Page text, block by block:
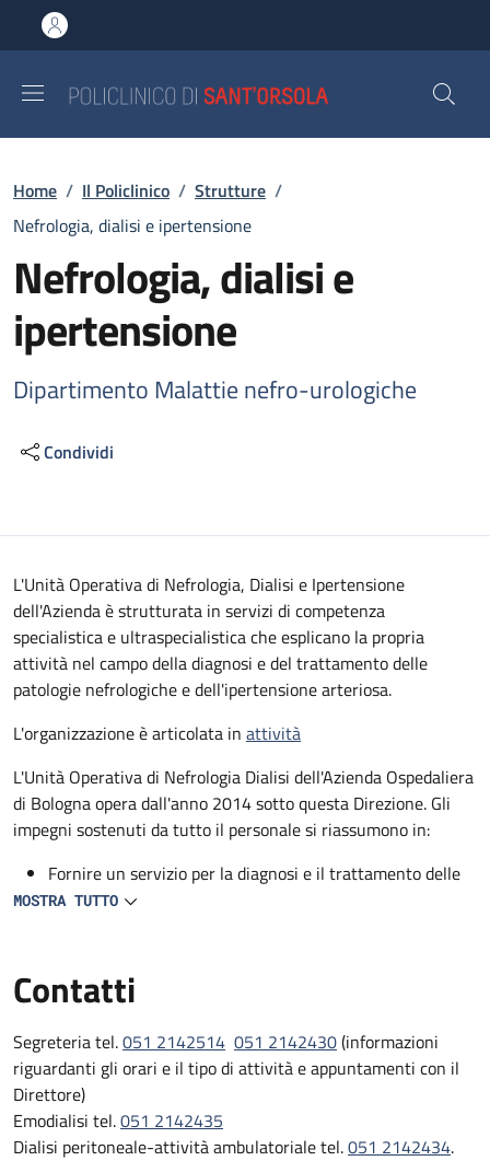
al contenuto principale
to footer content
Briciole di pane
Home / Il Policlinico / Strutture /
Nefrologia, dialisi e ipertensione
Nefrologia, dialisi e
ipertensione
Dipartimento Malattie nefro-urologiche
Condividi
Descrizione
L'Unità Operativa di Nefrologia, Dialisi e Ipertensione
dell'Azienda è strutturata in servizi di competenza
specialistica e ultraspecialistica che esplicano la propria
attività nel campo della diagnosi e del trattamento delle
patologie nefrologiche e dell'ipertensione arteriosa.
L'organizzazione è articolata in attività
L'Unità Operativa di Nefrologia Dialisi dell'Azienda Ospedaliera
di Bologna opera dall'anno 2014 sotto questa Direzione. Gli
impegni sostenuti da tutto il personale si riassumono in:
Fornire un servizio per la diagnosi e il trattamento delle
patologie nefrologiche qualificato ed aggiornato, in grado
Garantire al personale un aggiornamento professionale
continuo
Prestare un servizio ispirato a principi di qualità nella
gestione, nella programmazione e nella erogazione delle
prestazioni e nello stesso tempo rivolto al miglioramento
continuo.
MOSTRA TUTTO
Contatti
Segreteria tel.051 2142514 051 2142430(informazioni
riguardanti gli orari e il tipo di attività e appuntamenti con il
Direttore)
Emodialisi tel.051 2142435
Dialisi peritoneale-attività ambulatoriale tel.051 2142434.